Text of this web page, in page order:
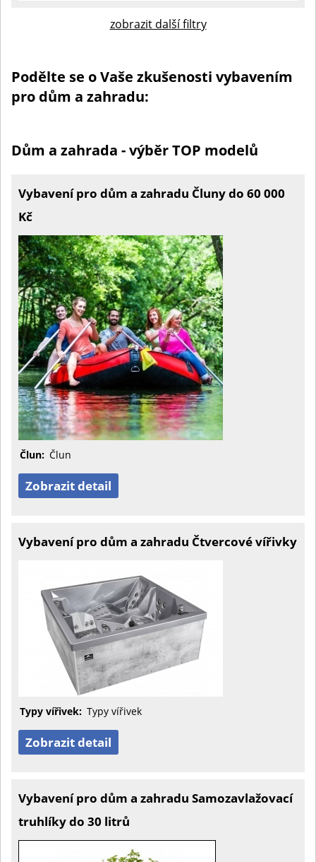
zobrazit další filtry
Podělte se o Vaše zkušenosti vybavením
pro dům a zahradu:
Dům a zahrada - výběr TOP modelů
Vybavení pro dům a zahradu Čluny do 60 000
Kč
Člun: Člun
Zobrazit detail
Vybavení pro dům a zahradu Čtvercové vířivky
Typy vířivek: Typy vířivek
Zobrazit detail
Vybavení pro dům a zahradu Samozavlažovací
truhlíky do 30 litrů